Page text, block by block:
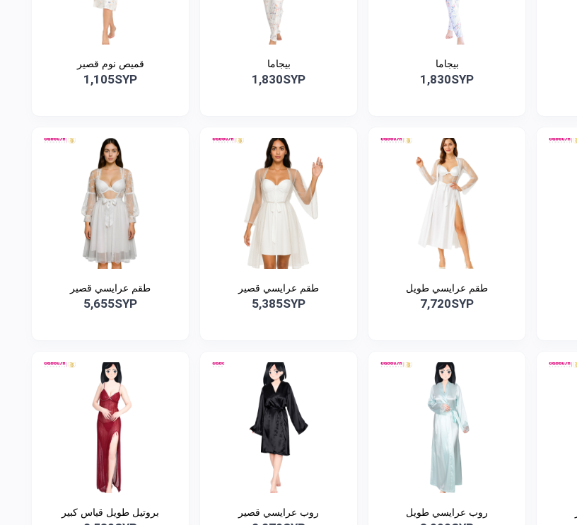
بيجاما
1,830SYP
بيجاما
1,830SYP
قميص نوم قصير
1,105SYP
طقم عرايسي طويل
7,720SYP
طقم عرايسي قصير
5,385SYP
طقم عرايسي قصير
5,655SYP
روب عرايسي طويل روب عرايسي قصير بروتيل طويل قياس كبير